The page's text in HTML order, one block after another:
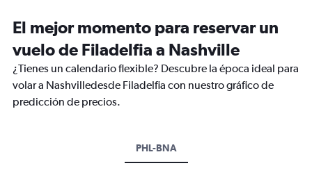
El mejor momento para reservar un
vuelo de Filadelfia a Nashville
¿Tienes un calendario flexible? Descubre la época ideal para
volar a Nashvilledesde Filadelfia con nuestro gráfico de
predicción de precios.
PHL-BNA